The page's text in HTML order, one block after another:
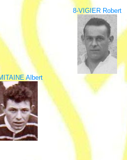
8-VIGIER Robert
Albert